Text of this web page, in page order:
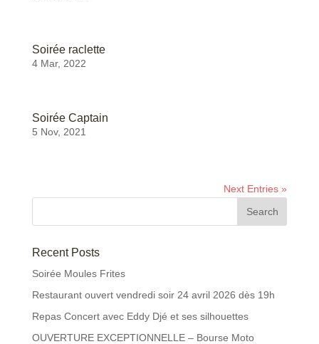
Soirée raclette
4 Mar, 2022
Soirée Captain
5 Nov, 2021
Next Entries »
Recent Posts
Soirée Moules Frites
Restaurant ouvert vendredi soir 24 avril 2026 dès 19h
Repas Concert avec Eddy Djé et ses silhouettes
OUVERTURE EXCEPTIONNELLE – Bourse Moto